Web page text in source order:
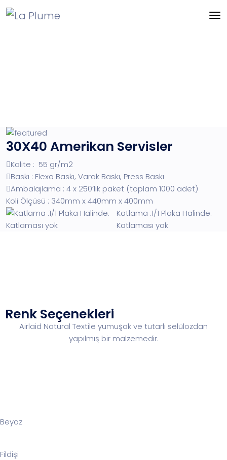
30X40 Amerikan Servisler
Kalite : 55 gr/m2
Baskı : Flexo Baskı, Varak Baskı, Press Baskı
Ambalajlama : 4 x 250’lik paket (toplam 1000 adet)
Koli Ölçüsü : 340mm x 440mm x 400mm
Katlama :1/1 Plaka Halinde.
Katlaması yok
Renk Seçenekleri
Airlaid Natural Textile yumuşak ve tutarlı selülozdan
yapılmış bir malzemedir.
Beyaz
Fildişi